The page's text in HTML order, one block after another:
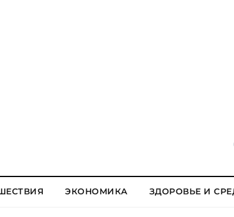
ЭКОНОМИКА ЗДОРОВЬЕ И